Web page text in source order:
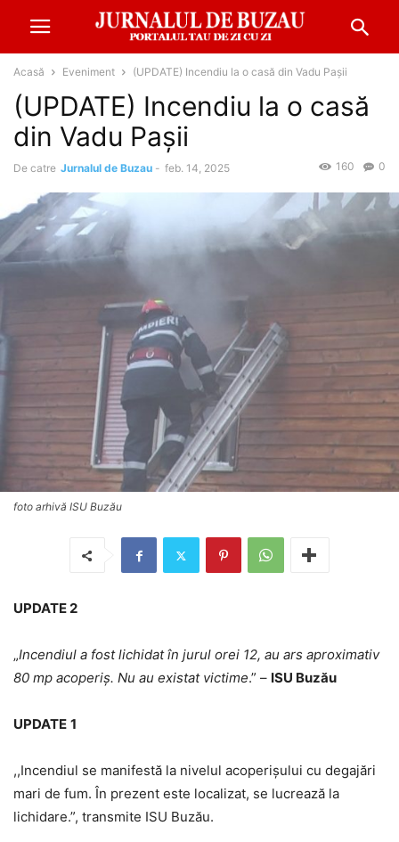
Acasă Eveniment (UPDATE) Incendiu la o casă din Vadu Pașii
(UPDATE) Incendiu la o casă
din Vadu Pașii
De catre Jurnalul de Buzau - feb. 14, 2025 0
160
foto arhivă ISU Buzău
UPDATE 2
„Incendiul a fost lichidat în jurul orei 12, au ars aproximativ
80 mp acoperiș. Nu au existat victime.” – ISU Buzău
UPDATE 1
,,Incendiul se manifestă la nivelul acoperișului cu degajări
mari de fum. În prezent este localizat, se lucrează la
lichidare.”, transmite ISU Buzău.